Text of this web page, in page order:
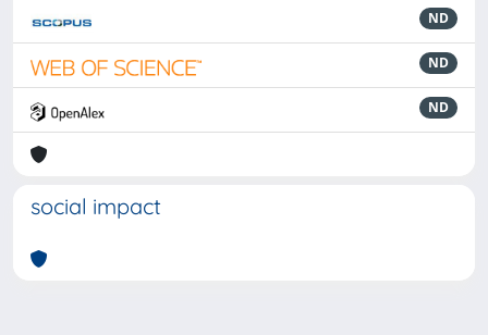
ND
ND
ND
social impact